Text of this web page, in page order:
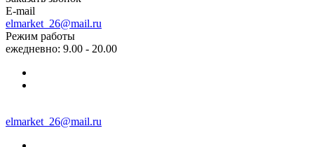
E-mail
elmarket_26@mail.ru
Режим работы
ежедневно: 9.00 - 20.00
elmarket_26@mail.ru